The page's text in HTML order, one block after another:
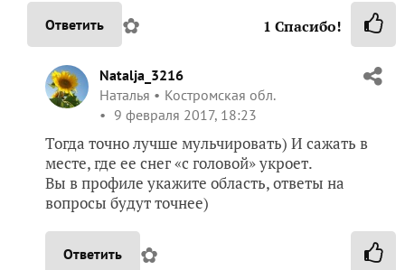
Ответить ✿ 1 Спасибо!
Natalja_3216
Наталья
Костромская обл.
9 февраля 2017, 18:23
Тогда точно лучше мульчировать) И сажать в
месте, где ее снег «с головой» укроет.
Вы в профиле укажите область, ответы на
вопросы будут точнее)
Ответить ✿